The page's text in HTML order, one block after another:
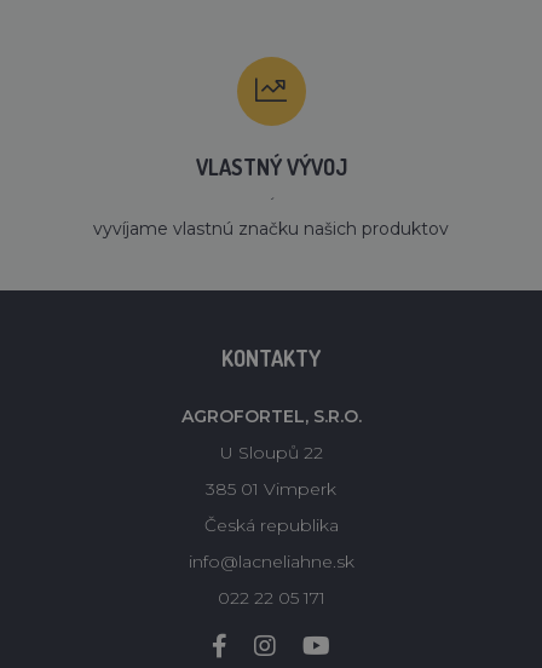
VLASTNÝ VÝVOJ
´
vyvíjame vlastnú značku našich produktov
KONTAKTY
AGROFORTEL, S.R.O.
U Sloupů 22
385 01 Vimperk
Česká republika
info@lacneliahne.sk
022 22 05 171